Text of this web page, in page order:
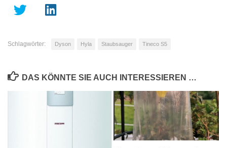
Schlagwörter: Dyson Hyla Staubsauger Tineco S5
DAS KÖNNTE SIE AUCH INTERESSIEREN …